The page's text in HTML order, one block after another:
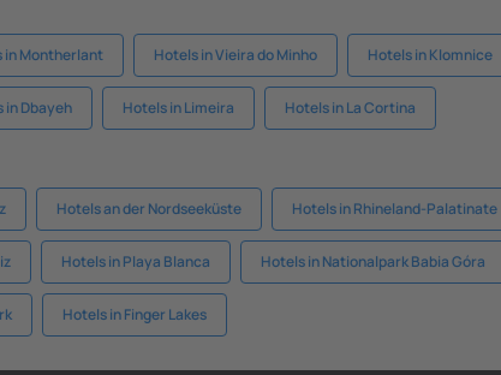
in Montherlant Hotels in Vieira do Minho Hotels in Klomnice
in Dbayeh Hotels in Limeira Hotels in La Cortina
Hotels an der Nordseeküste Hotels in Rhineland-Palatinate
Hotels in Playa Blanca Hotels in Nationalpark Babia Góra
Hotels in Finger Lakes